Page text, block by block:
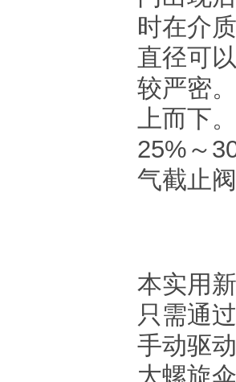
时在介
直径可
较严密
上而下
25%～
气截止
本实用
只需通
手动驱
大螺旋